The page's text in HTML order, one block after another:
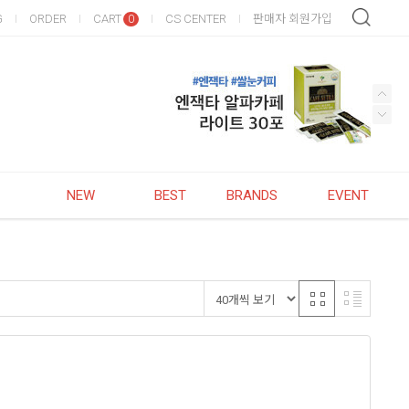
ORDER CART 0 CS CENTER 판매자 회원가입
NEW BEST BRANDS EVENT